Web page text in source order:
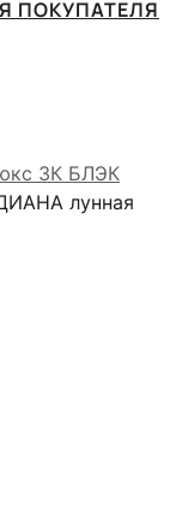
ПОКУПАТЕЛЯ
3К БЛЭК
лунная